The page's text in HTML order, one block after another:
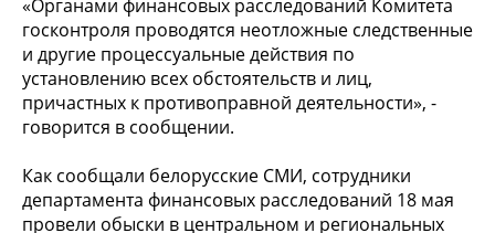
«Органами финансовых расследований Комитета
госконтроля проводятся неотложные следственные
и другие процессуальные действия по
установлению всех обстоятельств и лиц,
причастных к противоправной деятельности», -
говорится в сообщении.
Как сообщали белорусские СМИ, сотрудники
департамента финансовых расследований 18 мая
провели обыски в центральном и региональных